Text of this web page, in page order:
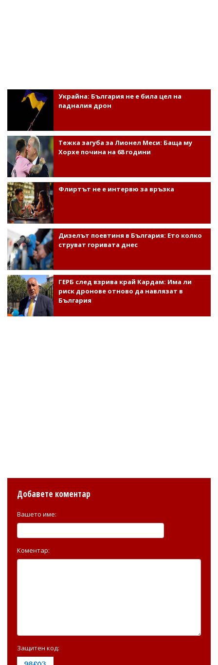
Украйна: България не е била цел на
падналия дрон
Тежка загуба за Лионел Меси: Баща му
Хорхе почина на 68 години
Флиртът не е интервю за връзка
Дизелът поевтиня в България: Ето колко
струват горивата днес
ГЕРБ след взрива край Кардам: Има ли
риск дронове отново да навлязат в
България
Добавете коментар
Вашето име:
Коментар:
Защитен код: